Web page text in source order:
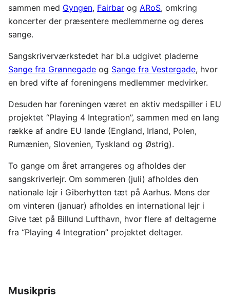
sammen med Gyngen, Fairbar og ARoS, omkring
koncerter der præsentere medlemmerne og deres
sange.
Sangskriverværkstedet har bl.a udgivet pladerne
Sange fra Grønnegade og Sange fra Vestergade, hvor
en bred vifte af foreningens medlemmer medvirker.
Desuden har foreningen været en aktiv medspiller i EU
projektet “Playing 4 Integration”, sammen med en lang
række af andre EU lande (England, Irland, Polen,
Rumænien, Slovenien, Tyskland og Østrig).
To gange om året arrangeres og afholdes der
sangskriverlejr. Om sommeren (juli) afholdes den
nationale lejr i Giberhytten tæt på Aarhus. Mens der
om vinteren (januar) afholdes en international lejr i
Give tæt på Billund Lufthavn, hvor flere af deltagerne
fra “Playing 4 Integration” projektet deltager.
Musikpris